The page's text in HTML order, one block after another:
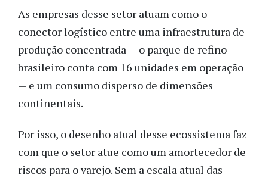
As empresas desse setor atuam como o
conector logístico entre uma infraestrutura de
produção concentrada — o parque de refino
brasileiro conta com 16 unidades em operação
— e um consumo disperso de dimensões
continentais.
Por isso, o desenho atual desse ecossistema faz
com que o setor atue como um amortecedor de
riscos para o varejo. Sem a escala atual das